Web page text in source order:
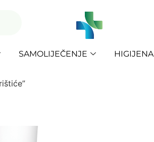
SAMOLIJEČENJE HIGIJENA